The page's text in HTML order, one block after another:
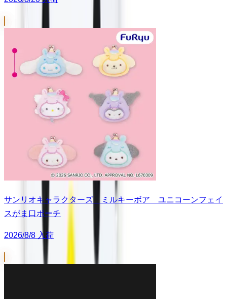
サンリオキャラクターズ ミルキーボア ユニコーンフェイ
スがま口ポーチ
2026/8/8 入荷